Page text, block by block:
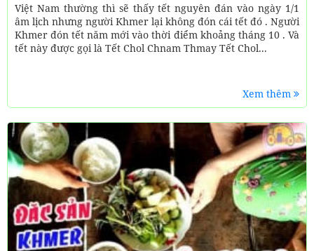
Việt Nam thường thì sẽ thấy tết nguyên đán vào ngày 1/1
âm lịch nhưng người Khmer lại không đón cái tết đó . Người
Khmer đón tết năm mới vào thời điểm khoảng tháng 10 . Và
tết này được gọi là Tết Chol Chnam Thmay Tết Chol...
Xem thêm